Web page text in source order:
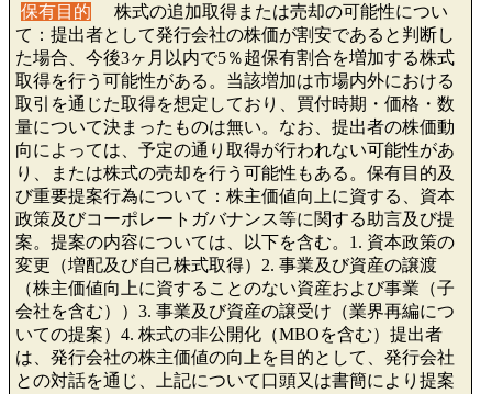
保有目的
株式の追加取得または売却の可能性につい
て：提出者として発行会社の株価が割安であると判断し
た場合、今後3ヶ月以内で5％超保有割合を増加する株式
取得を行う可能性がある。当該増加は市場内外における
取引を通じた取得を想定しており、買付時期・価格・数
量について決まったものは無い。なお、提出者の株価動
向によっては、予定の通り取得が行われない可能性があ
り、または株式の売却を行う可能性もある。保有目的及
び重要提案行為について：株主価値向上に資する、資本
政策及びコーポレートガバナンス等に関する助言及び提
案。提案の内容については、以下を含む。1. 資本政策の
変更（増配及び自己株式取得）2. 事業及び資産の譲渡
（株主価値向上に資することのない資産および事業（子
会社を含む））3. 事業及び資産の譲受け（業界再編につ
いての提案）4. 株式の非公開化（MBOを含む）提出者
は、発行会社の株主価値の向上を目的として、発行会社
との対話を通じ、上記について口頭又は書簡により提案